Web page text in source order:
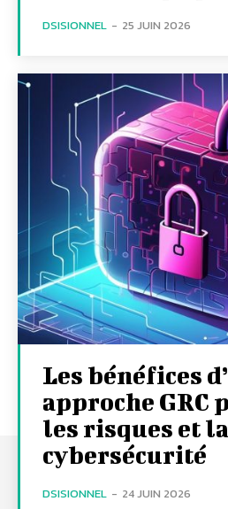
DSISIONNEL - 25 JUIN 2026
Les bénéfices
approche GRC
les risques et la
cybersécurité
DSISIONNEL - 24 JUIN 2026